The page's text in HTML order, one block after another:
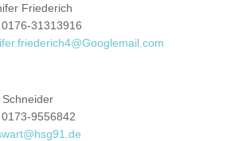
Friederich
0176-31313916
Schneider
0173-9556842